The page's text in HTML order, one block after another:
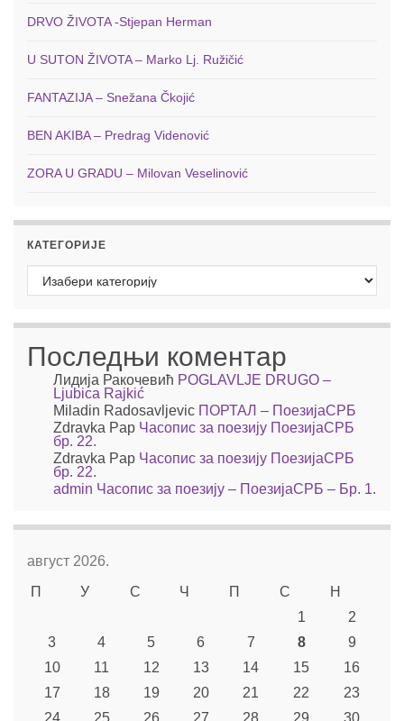
DRVO ŽIVOTA -Stjepan Herman
U SUTON ŽIVOTA – Marko Lj. Ružičić
FANTAZIJA – Snežana Čkojić
BEN AKIBA – Predrag Videnović
ZORA U GRADU – Milovan Veselinović
КАТЕГОРИЈЕ
Категорије
Последњи коментар
Лидија Ракочевић POGLAVLJE DRUGO –
Ljubica Rajkić
Miladin Radosavljevic ПОРТАЛ – ПоезијаСРБ
Zdravka Pap Часопис за поезију ПоезијаСРБ
бр. 22.
Zdravka Pap Часопис за поезију ПоезијаСРБ
бр. 22.
admin Часопис за поезију – ПоезијаСРБ – Бр. 1.
август 2026.
П
У С Ч П С
Н
1
2
3
4 5 6 7 8
9
10
11 12 13 14 15
16
17
18 19 20 21 22
23
24
25 26 27 28 29 30